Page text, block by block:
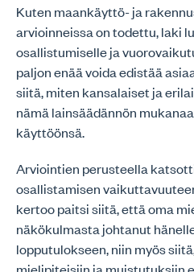
Kuten maankäyttö- ja
arvioinneissa on todettu, laki
osallistumiselle ja
paljon enää voida edistää
siitä, miten kansalaiset ja
nämä lainsäädännön
käyttöönsä.
Arviointien perusteella
osallistamisen
kertoo paitsi siitä, että oma
näkökulmasta johtanut
lopputulokseen, niin myös